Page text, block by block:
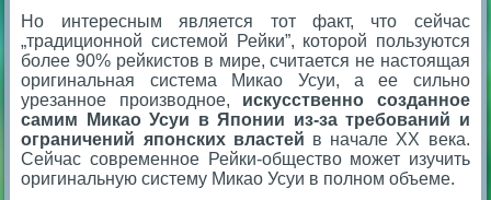
Но интересным является тот факт, что сейчас
„традиционной системой Рейки”, которой пользуются
более 90% рейкистов в мире, считается не настоящая
оригинальная система Микао Усуи, а ее сильно
урезанное производное, искусственно созданное
самим Микао Усуи в Японии из-за требований и
ограничений японских властей в начале ХХ века.
Сейчас современное Рейки-общество может изучить
оригинальную систему Микао Усуи в полном объеме.